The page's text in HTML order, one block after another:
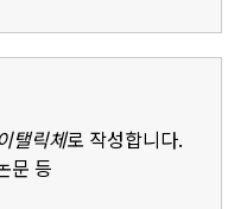
탤릭체로 작성합니다.
문 등